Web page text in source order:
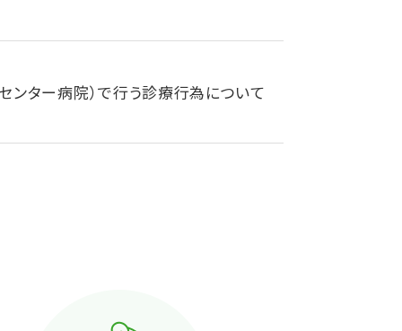
ンター病院）で行う診療行為について